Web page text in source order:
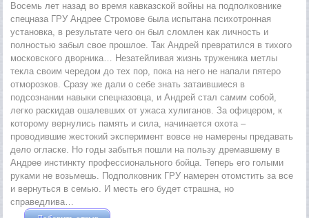
Восемь лет назад во время кавказской войны на подполковнике
спецназа ГРУ Андрее Стромове была испытана психотронная
установка, в результате чего он был сломлен как личность и
полностью забыл свое прошлое. Так Андрей превратился в тихого
московского дворника… Незатейливая жизнь труженика метлы
текла своим чередом до тех пор, пока на него не напали пятеро
отморозков. Сразу же дали о себе знать затаившиеся в
подсознании навыки спецназовца, и Андрей стал самим собой,
легко раскидав ошалевших от ужаса хулиганов. За офицером, к
которому вернулись память и сила, начинается охота –
проводившие жестокий эксперимент вовсе не намерены предавать
дело огласке. Но годы забытья пошли на пользу дремавшему в
Андрее инстинкту профессионального бойца. Теперь его голыми
руками не возьмешь. Подполковник ГРУ намерен отомстить за все
и вернуться в семью. И месть его будет страшна, но
справедлива…